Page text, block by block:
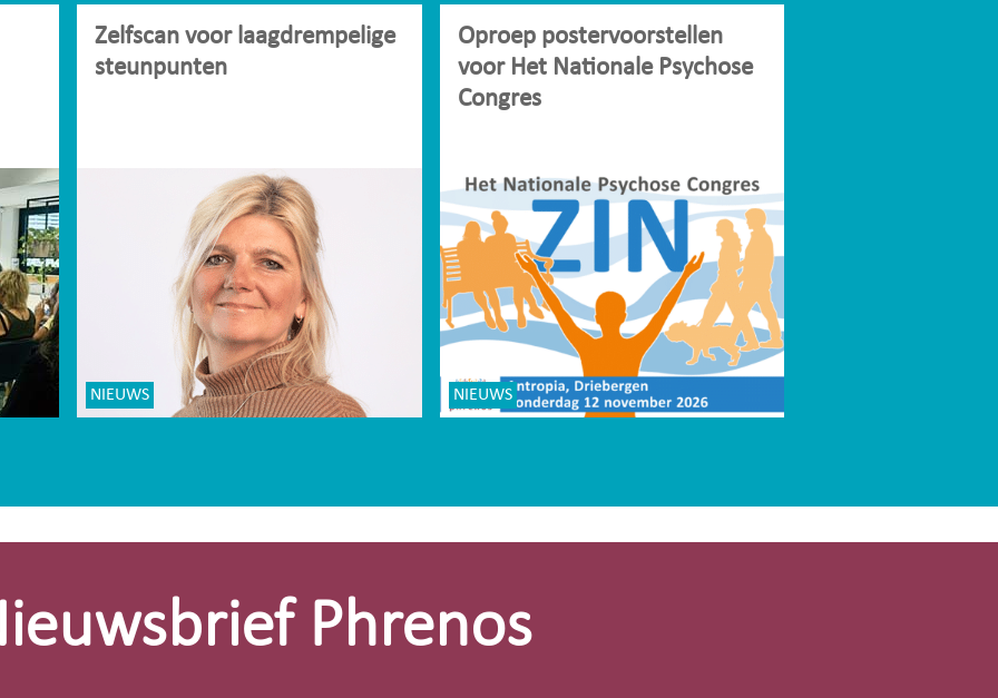
Zelfscan voor laagdrempelige
steunpunten
NIEUWS
Oproep postervoorstellen
voor Het Nationale Psychose
Congres
NIEUWS
Phrenos